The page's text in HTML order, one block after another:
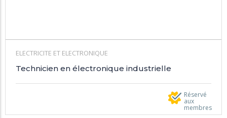
ELECTRICITE ET ELECTRONIQUE
Technicien en électronique industrielle
Réservé
aux
membres